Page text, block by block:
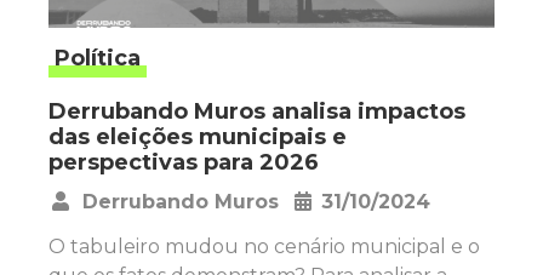
Política
Derrubando Muros analisa impactos
das eleições municipais e
perspectivas para 2026
Derrubando Muros
31/10/2024
O tabuleiro mudou no cenário municipal e o